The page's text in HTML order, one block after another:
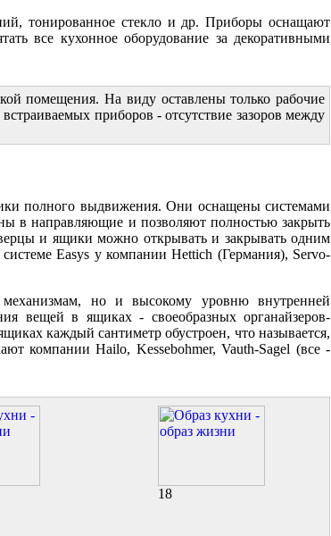
тонированное стекло и др. Приборы оснащают
все кухонное оборудование за декоративными
помещения. На виду оставлены только рабочие
приборов - отсутствие зазоров между
полного выдвижения. Они оснащены системами
в направляющие и позволяют полностью закрыть
и ящики можно открывать и закрывать одним
Easys у компании Hettich (Германия), Servo-
но и высокому уровню внутренней
вещей в ящиках - своеобразных органайзеров-
каждый сантиметр обустроен, что называется,
компании Hailo, Kessebohmer, Vauth-Sagel (все -
18